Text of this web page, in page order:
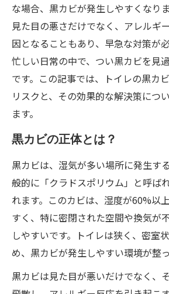
な場合、黒カビが発生しやすくなり
見た目の悪さだけでなく、アレルギ
因となることもあり、早急な対策が
忙しい日常の中で、つい黒カビを見
です。この記事では、トイレの黒カ
リスクと、その効果的な解決策につ
ます。
黒カビの正体とは？
黒カビは、湿気が多い場所に発生す
般的に「クラドスポリウム」と呼ば
れます。このカビは、湿度が60%以
すく、特に密閉された空間や換気が
しやすいです。トイレは狭く、密室
め、黒カビが発生しやすい環境が整っ
黒カビは見た目が悪いだけでなく、